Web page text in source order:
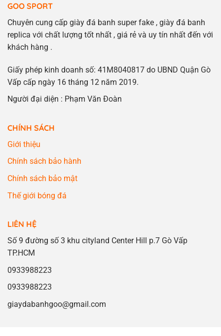
GOO SPORT
Chuyên cung cấp giày đá banh super fake , giày đá banh
replica với chất lượng tốt nhất , giá rẻ và uy tín nhất đến với
khách hàng .
Giấy phép kinh doanh số: 41M8040817 do UBND Quận Gò
Vấp cấp ngày 16 tháng 12 năm 2019.
Người đại diện : Phạm Văn Đoàn
CHÍNH SÁCH
Giới thiệu
Chính sách bảo hành
Chính sách bảo mật
Thế giới bóng đá
LIÊN HỆ
Số 9 đường số 3 khu cityland Center Hill p.7 Gò Vấp
TP.HCM
0933988223
0933988223
giaydabanhgoo@gmail.com